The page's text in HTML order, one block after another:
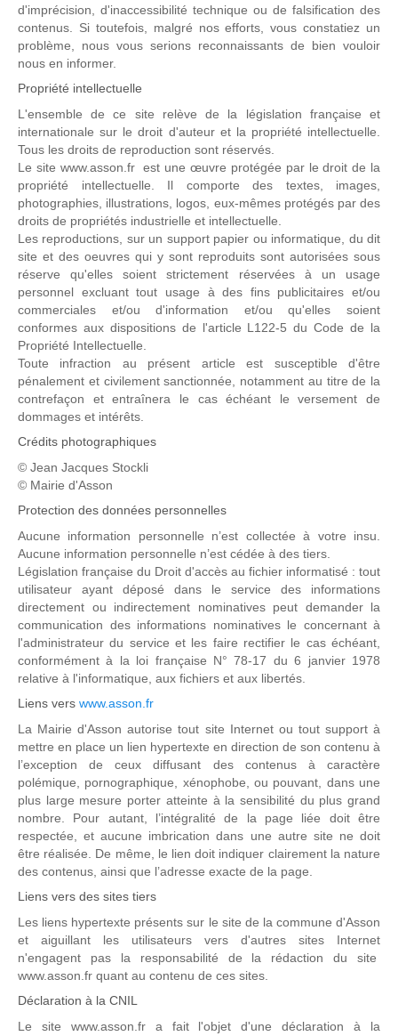
d'imprécision, d'inaccessibilité technique ou de falsification des
contenus. Si toutefois, malgré nos efforts, vous constatiez un
problème, nous vous serions reconnaissants de bien vouloir
nous en informer.
Propriété intellectuelle
L'ensemble de ce site relève de la législation française et
internationale sur le droit d'auteur et la propriété intellectuelle.
Tous les droits de reproduction sont réservés.
Le site www.asson.fr est une œuvre protégée par le droit de la
propriété intellectuelle. Il comporte des textes, images,
photographies, illustrations, logos, eux-mêmes protégés par des
droits de propriétés industrielle et intellectuelle.
Les reproductions, sur un support papier ou informatique, du dit
site et des oeuvres qui y sont reproduits sont autorisées sous
réserve qu'elles soient strictement réservées à un usage
personnel excluant tout usage à des fins publicitaires et/ou
commerciales et/ou d'information et/ou qu'elles soient
conformes aux dispositions de l'article L122-5 du Code de la
Propriété Intellectuelle.
Toute infraction au présent article est susceptible d'être
pénalement et civilement sanctionnée, notamment au titre de la
contrefaçon et entraînera le cas échéant le versement de
dommages et intérêts.
Crédits photographiques
© Jean Jacques Stockli
© Mairie d'Asson
Protection des données personnelles
Aucune information personnelle n’est collectée à votre insu.
Aucune information personnelle n’est cédée à des tiers.
Législation française du Droit d'accès au fichier informatisé : tout
utilisateur ayant déposé dans le service des informations
directement ou indirectement nominatives peut demander la
communication des informations nominatives le concernant à
l'administrateur du service et les faire rectifier le cas échéant,
conformément à la loi française N° 78-17 du 6 janvier 1978
relative à l'informatique, aux fichiers et aux libertés.
Liens vers www.asson.fr
La Mairie d'Asson autorise tout site Internet ou tout support à
mettre en place un lien hypertexte en direction de son contenu à
l’exception de ceux diffusant des contenus à caractère
polémique, pornographique, xénophobe, ou pouvant, dans une
plus large mesure porter atteinte à la sensibilité du plus grand
nombre. Pour autant, l’intégralité de la page liée doit être
respectée, et aucune imbrication dans une autre site ne doit
être réalisée. De même, le lien doit indiquer clairement la nature
des contenus, ainsi que l’adresse exacte de la page.
Liens vers des sites tiers
Les liens hypertexte présents sur le site de la commune d'Asson
et aiguillant les utilisateurs vers d'autres sites Internet
n'engagent pas la responsabilité de la rédaction du site
www.asson.fr quant au contenu de ces sites.
Déclaration à la CNIL
Le site www.asson.fr a fait l'objet d'une déclaration à la